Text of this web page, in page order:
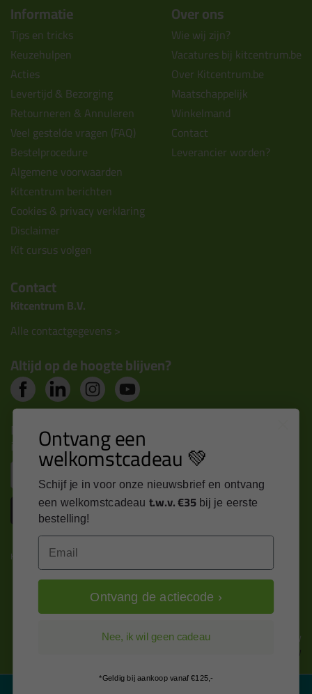
Informatie
Tips en tricks
Keuzehulpen
Acties
Levertijd & Bezorging
Retourneren & Annuleren
Veel gestelde vragen (FAQ)
Bestelprocedure
Algemene voorwaarden
Kitcentrum berichten
Cookies & privacy verklaring
Disclaimer
Kit cursus volgen
Over ons
Wie wij zijn?
Vacatures bij kitcentrum.be
Over Kitcentrum.be
Maatschappelijk
Winkelmand
Contact
Leverancier worden?
Contact
Kitcentrum B.V.
Alle contactgegevens >
Altijd op de hoogte blijven?
Nieuws, tips en exclusieve deals rechtstreeks in je
inbox
Inschrijven
Kitcentrum is trots op:
Alle prijzen zijn in EURO en excl. 21% BTW
wijzig naar incl. BTW
Ontvang een
welkomstcadeau 💚
Schijf je in voor onze nieuwsbrief en ontvang
een welkomstcadeau t.w.v. €35 bij je eerste
bestelling!
Email
Ontvang de actiecode ›
Nee, ik wil geen cadeau
*Geldig bij aankoop vanaf €125,-